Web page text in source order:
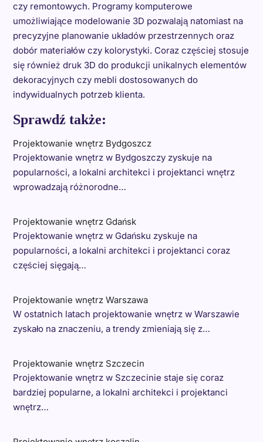
czy remontowych. Programy komputerowe
umożliwiające modelowanie 3D pozwalają natomiast na
precyzyjne planowanie układów przestrzennych oraz
dobór materiałów czy kolorystyki. Coraz częściej stosuje
się również druk 3D do produkcji unikalnych elementów
dekoracyjnych czy mebli dostosowanych do
indywidualnych potrzeb klienta.
Sprawdź także:
Projektowanie wnętrz Bydgoszcz
Projektowanie wnętrz w Bydgoszczy zyskuje na
popularności, a lokalni architekci i projektanci wnętrz
wprowadzają różnorodne…
Projektowanie wnętrz Gdańsk
Projektowanie wnętrz w Gdańsku zyskuje na
popularności, a lokalni architekci i projektanci coraz
częściej sięgają…
Projektowanie wnętrz Warszawa
W ostatnich latach projektowanie wnętrz w Warszawie
zyskało na znaczeniu, a trendy zmieniają się z…
Projektowanie wnętrz Szczecin
Projektowanie wnętrz w Szczecinie staje się coraz
bardziej popularne, a lokalni architekci i projektanci
wnętrz…